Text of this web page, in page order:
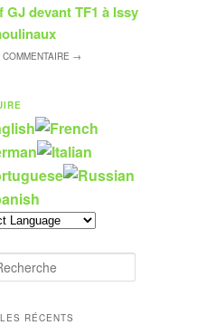
GJ devant TF1 à Issy
COMMENTAIRE →
RÉCENTS